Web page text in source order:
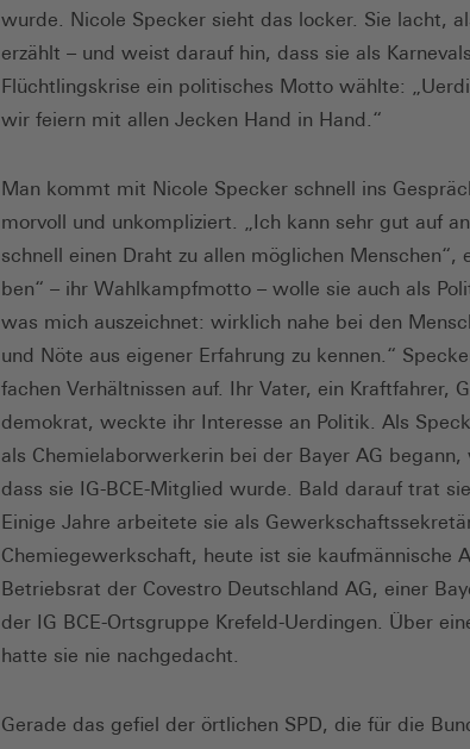
wurde. Nicole Specker sieht das locker. Sie lacht,
erzählt – und weist darauf hin, dass sie als
Flüchtlingskrise ein politisches Motto wählte:
wir feiern mit allen Jecken Hand in Hand.“
Man kommt mit Nicole Specker schnell ins
morvoll und unkompliziert. „Ich kann sehr gut auf
schnell einen Draht zu allen möglichen
ben“ – ihr Wahlkampfmotto – wolle sie auch als
was mich auszeichnet: wirklich nahe bei den
und Nöte aus eigener Erfahrung zu kennen.“
fachen Verhältnissen auf. Ihr Vater, ein Kraftfahrer,
demokrat, weckte ihr Interesse an Politik. Als
als Chemielaborwerkerin bei der Bayer AG
dass sie IG-­BCE-­Mitglied wurde. Bald darauf trat
Einige Jahre arbeitete sie als
Chemiegewerkschaft, heu­te ist sie kaufmännische
Betriebsrat der Covestro Deutschland AG, einer
der IG ­BCE­-Ortsgruppe Krefeld­-Uerdingen. Über
hatte sie nie nachgedacht.
Gerade das gefiel der örtlichen SPD, die für die